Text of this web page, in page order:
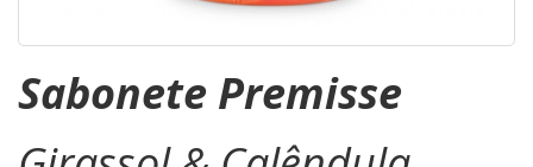
Sabonete Premisse